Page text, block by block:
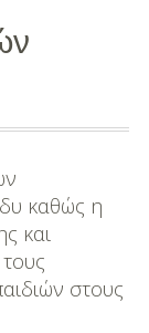
καθώς η
και
στους